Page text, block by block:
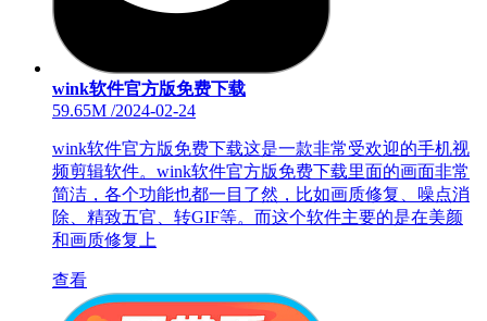
wink软件官方版免费下载
59.65M /2024-02-24
wink软件官方版免费下载这是一款非常受欢迎的手机视
频剪辑软件。wink软件官方版免费下载里面的画面非常
简洁，各个功能也都一目了然，比如画质修复、噪点消
除、精致五官、转GIF等。而这个软件主要的是在美颜
和画质修复上
查看